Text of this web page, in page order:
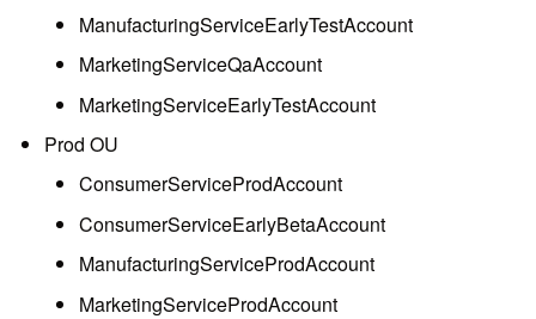
ManufacturingServiceEarlyTestAccount
MarketingServiceQaAccount
MarketingServiceEarlyTestAccount
Prod OU
ConsumerServiceProdAccount
ConsumerServiceEarlyBetaAccount
ManufacturingServiceProdAccount
MarketingServiceProdAccount